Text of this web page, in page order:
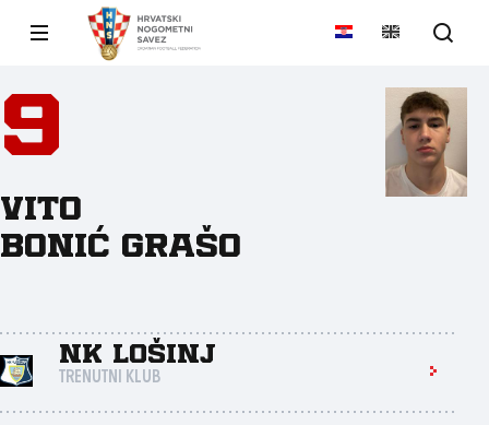
9
Vito
Bonić Grašo
NK Lošinj
TRENUTNI KLUB